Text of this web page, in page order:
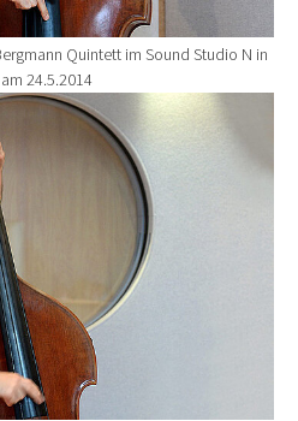
Quintett im Sound Studio N in
24.5.2014